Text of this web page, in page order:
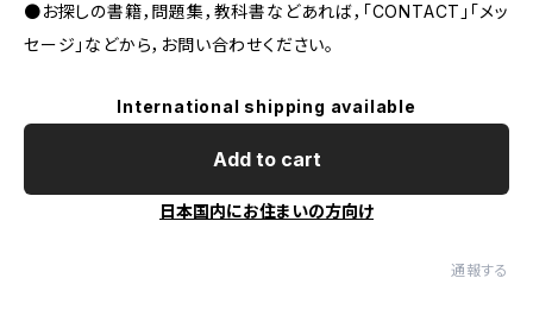
●お探しの書籍，問題集，教科書などあれば，「CONTACT」「メッ
セージ」などから，お問い合わせください。
International shipping available
Add to cart
日本国内にお住まいの方向け
通報する